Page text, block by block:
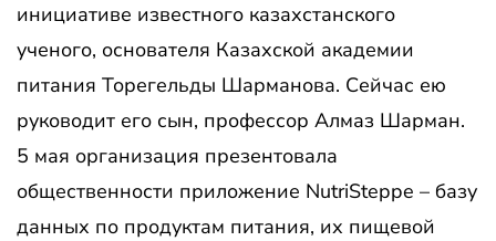
инициативе известного казахстанского
ученого, основателя Казахской академии
питания Торегельды Шарманова. Сейчас ею
руководит его сын, профессор Алмаз Шарман.
5 мая организация презентовала
общественности приложение NutriSteppe – базу
данных по продуктам питания, их пищевой